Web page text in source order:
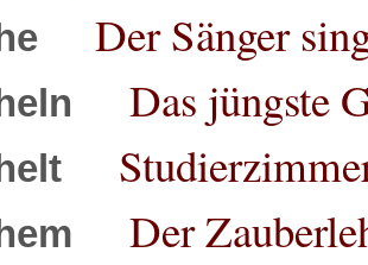
Der Sänger
Das jüngste
Der